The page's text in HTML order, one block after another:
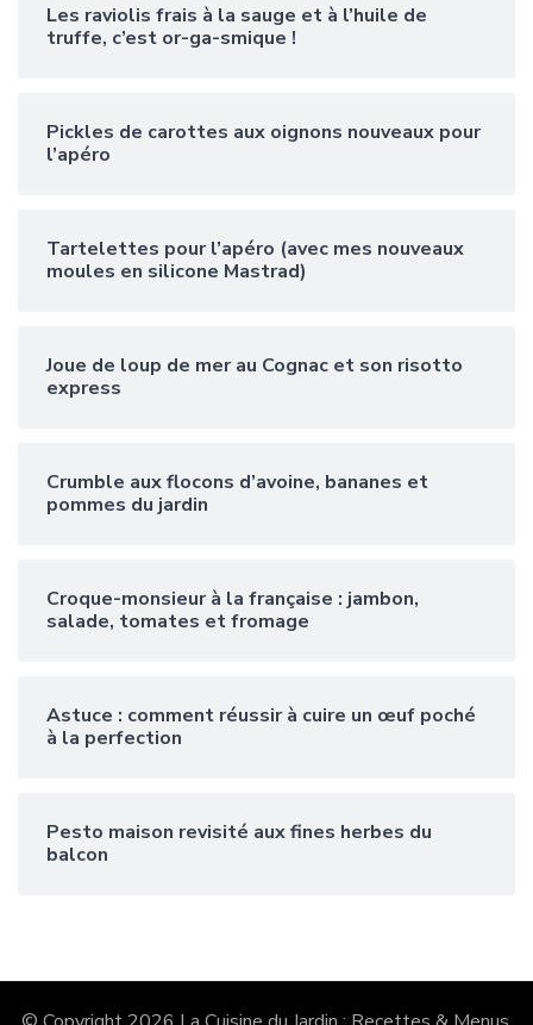
Les raviolis frais à la sauge et à l’huile de
truffe, c’est or-ga-smique !
Pickles de carottes aux oignons nouveaux pour
l’apéro
Tartelettes pour l’apéro (avec mes nouveaux
moules en silicone Mastrad)
Joue de loup de mer au Cognac et son risotto
express
Crumble aux flocons d’avoine, bananes et
pommes du jardin
Croque-monsieur à la française : jambon,
salade, tomates et fromage
Astuce : comment réussir à cuire un œuf poché
à la perfection
Pesto maison revisité aux fines herbes du
balcon